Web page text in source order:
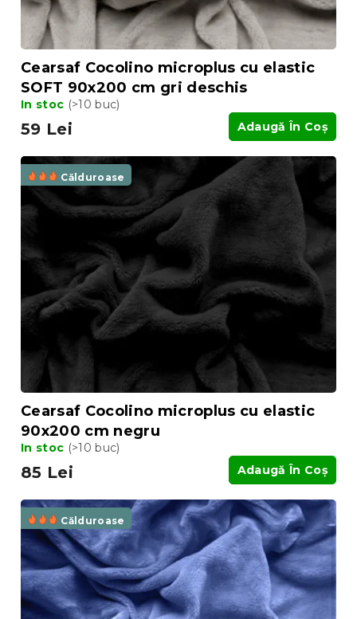
e
Cearsaf Cocolino microplus cu elastic
SOFT 90x200 cm gri deschis
In stoc (>10 buc)
59 Lei Adaugă În Coş
Călduroase
Cearsaf Cocolino microplus cu elastic
90x200 cm negru
In stoc (>10 buc)
85 Lei Adaugă În Coş
Călduroase